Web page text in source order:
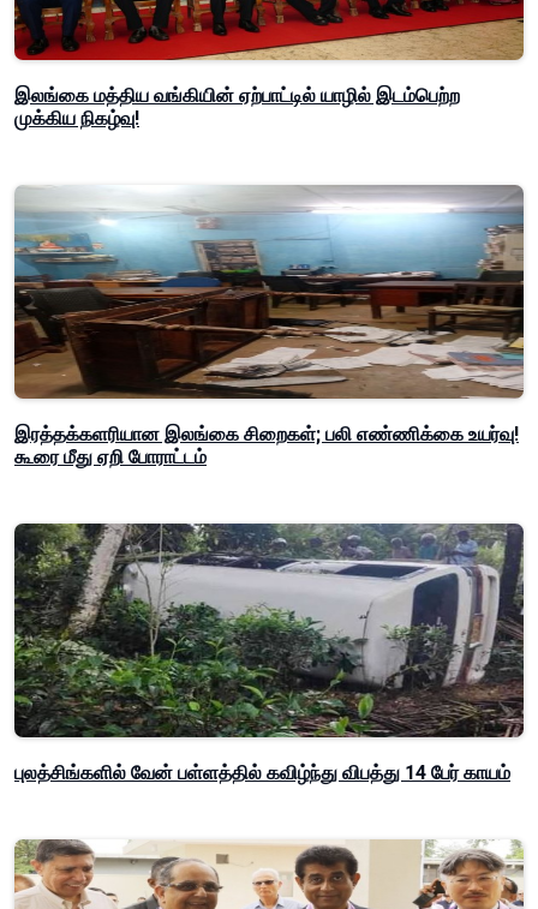
இலங்கை மத்திய வங்கியின் ஏற்பாட்டில் யாழில் இடம்பெற்ற
முக்கிய நிகழ்வு!
இரத்தக்களரியான இலங்கை சிறைகள்; பலி எண்ணிக்கை உயர்வு!
கூரை மீது ஏறி போராட்டம்
புலத்சிங்களில் வேன் பள்ளத்தில் கவிழ்ந்து விபத்து 14 பேர் காயம்